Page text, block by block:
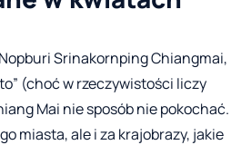
Srinakornping Chiangmai,
(choć w rzeczywistości liczy
Mai nie sposób nie pokochać.
miasta, ale i za krajobrazy, jakie